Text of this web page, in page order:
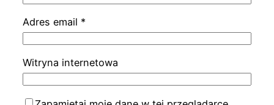
Adres email *
Witryna internetowa